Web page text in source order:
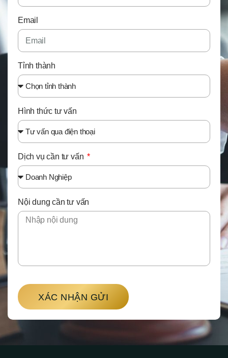
Email
Tỉnh thành
Hình thức tư vấn
Dịch vụ cần tư vấn
Nội dung cần tư vấn
XÁC NHẬN GỬI